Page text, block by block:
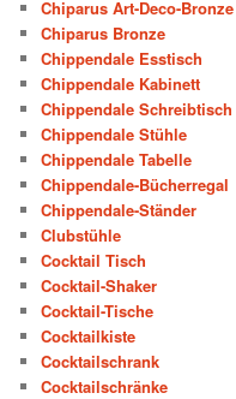
Chiparus Art-Deco-Bronze
Chiparus Bronze
Chippendale Esstisch
Chippendale Kabinett
Chippendale Schreibtisch
Chippendale Stühle
Chippendale Tabelle
Chippendale-Bücherregal
Chippendale-Ständer
Clubstühle
Cocktail Tisch
Cocktail-Shaker
Cocktail-Tische
Cocktailkiste
Cocktailschrank
Cocktailschränke